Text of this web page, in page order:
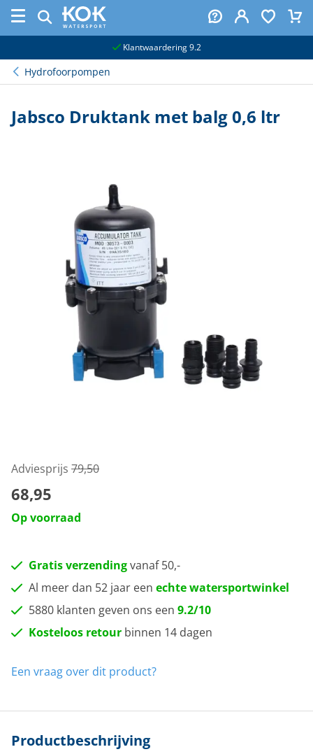
Klantwaardering 9.2
Hydrofoorpompen
Jabsco Druktank met balg 0,6 ltr
Adviesprijs 79,50
68,95
Op voorraad
Gratis verzendingvanaf 50,-
Al meer dan 52 jaar een echte watersportwinkel
5880 klanten geven ons een 9.2/10
Kosteloos retour binnen 14 dagen
Een vraag over dit product?
Productbeschrijving